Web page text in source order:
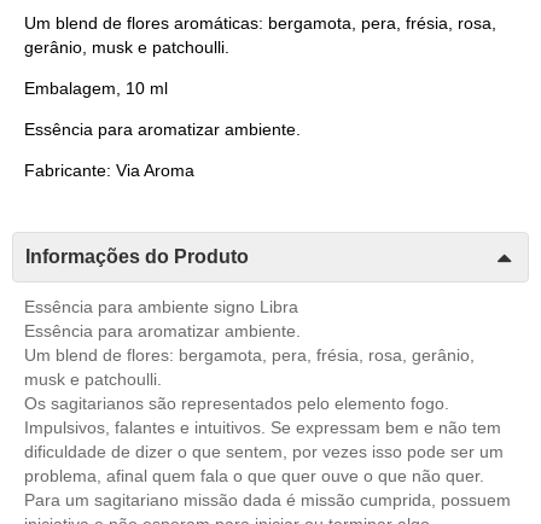
Um blend de flores aromáticas: bergamota, pera, frésia, rosa,
gerânio, musk e patchoulli.
Embalagem, 10 ml
Essência para aromatizar ambiente.
Fabricante: Via Aroma
Informações do Produto
Essência para ambiente signo Libra
Essência para aromatizar ambiente.
Um blend de flores: bergamota, pera, frésia, rosa, gerânio,
musk e patchoulli.
Os sagitarianos são representados pelo elemento fogo.
Impulsivos, falantes e intuitivos. Se expressam bem e não tem
dificuldade de dizer o que sentem, por vezes isso pode ser um
problema, afinal quem fala o que quer ouve o que não quer.
Para um sagitariano missão dada é missão cumprida, possuem